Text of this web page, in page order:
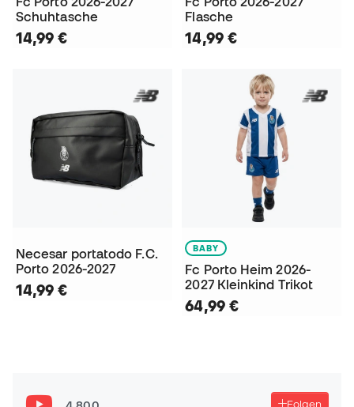
Schuhtasche
14,99 €
Flasche
14,99 €
Necesar portatodo F.C.
Porto 2026-2027
14,99 €
BABY
Fc Porto Heim 2026-
2027 Kleinkind Trikot
64,99 €
Folgen